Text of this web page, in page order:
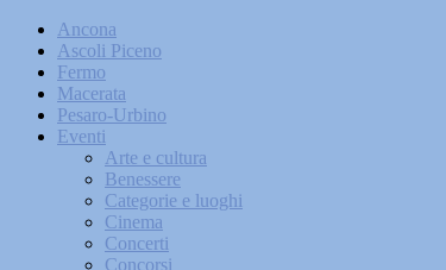
Ancona
Ascoli Piceno
Fermo
Macerata
Pesaro-Urbino
Eventi
Arte e cultura
Benessere
Categorie e luoghi
Cinema
Concerti
Concorsi